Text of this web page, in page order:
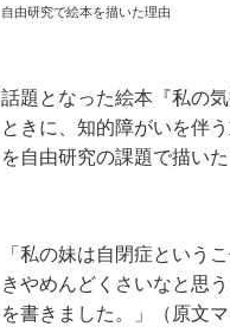
自由研究で絵本を描いた理由
話題となった絵本『私の
ときに、知的障がいを伴
を自由研究の課題で描いた
「私の妹は自閉症という
きやめんどくさいなと思
を書きました。」（原文マ